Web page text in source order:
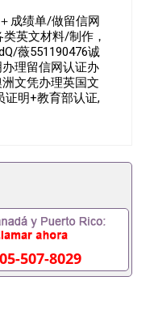
成绩单/做留信网
英文材料/制作，
薇551190476诚
理留信网认证办
文凭办理英国文
证明+教育部认证,
以用到）。 注：
要定居国
/事业单位需要些
么办, 没有正常毕
551190476您是否
认证在校挂科了
究生文凭
国外文凭
么办理 外假毕业证
以吗551190476
507-8029